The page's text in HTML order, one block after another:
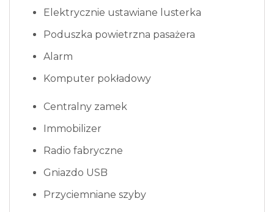
Elektrycznie ustawiane lusterka
Poduszka powietrzna pasażera
Alarm
Komputer pokładowy
Centralny zamek
Immobilizer
Radio fabryczne
Gniazdo USB
Przyciemniane szyby